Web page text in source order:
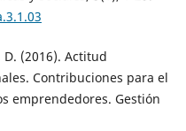
D. (2016). Actitud
Contribuciones para el
emprendedores. Gestión